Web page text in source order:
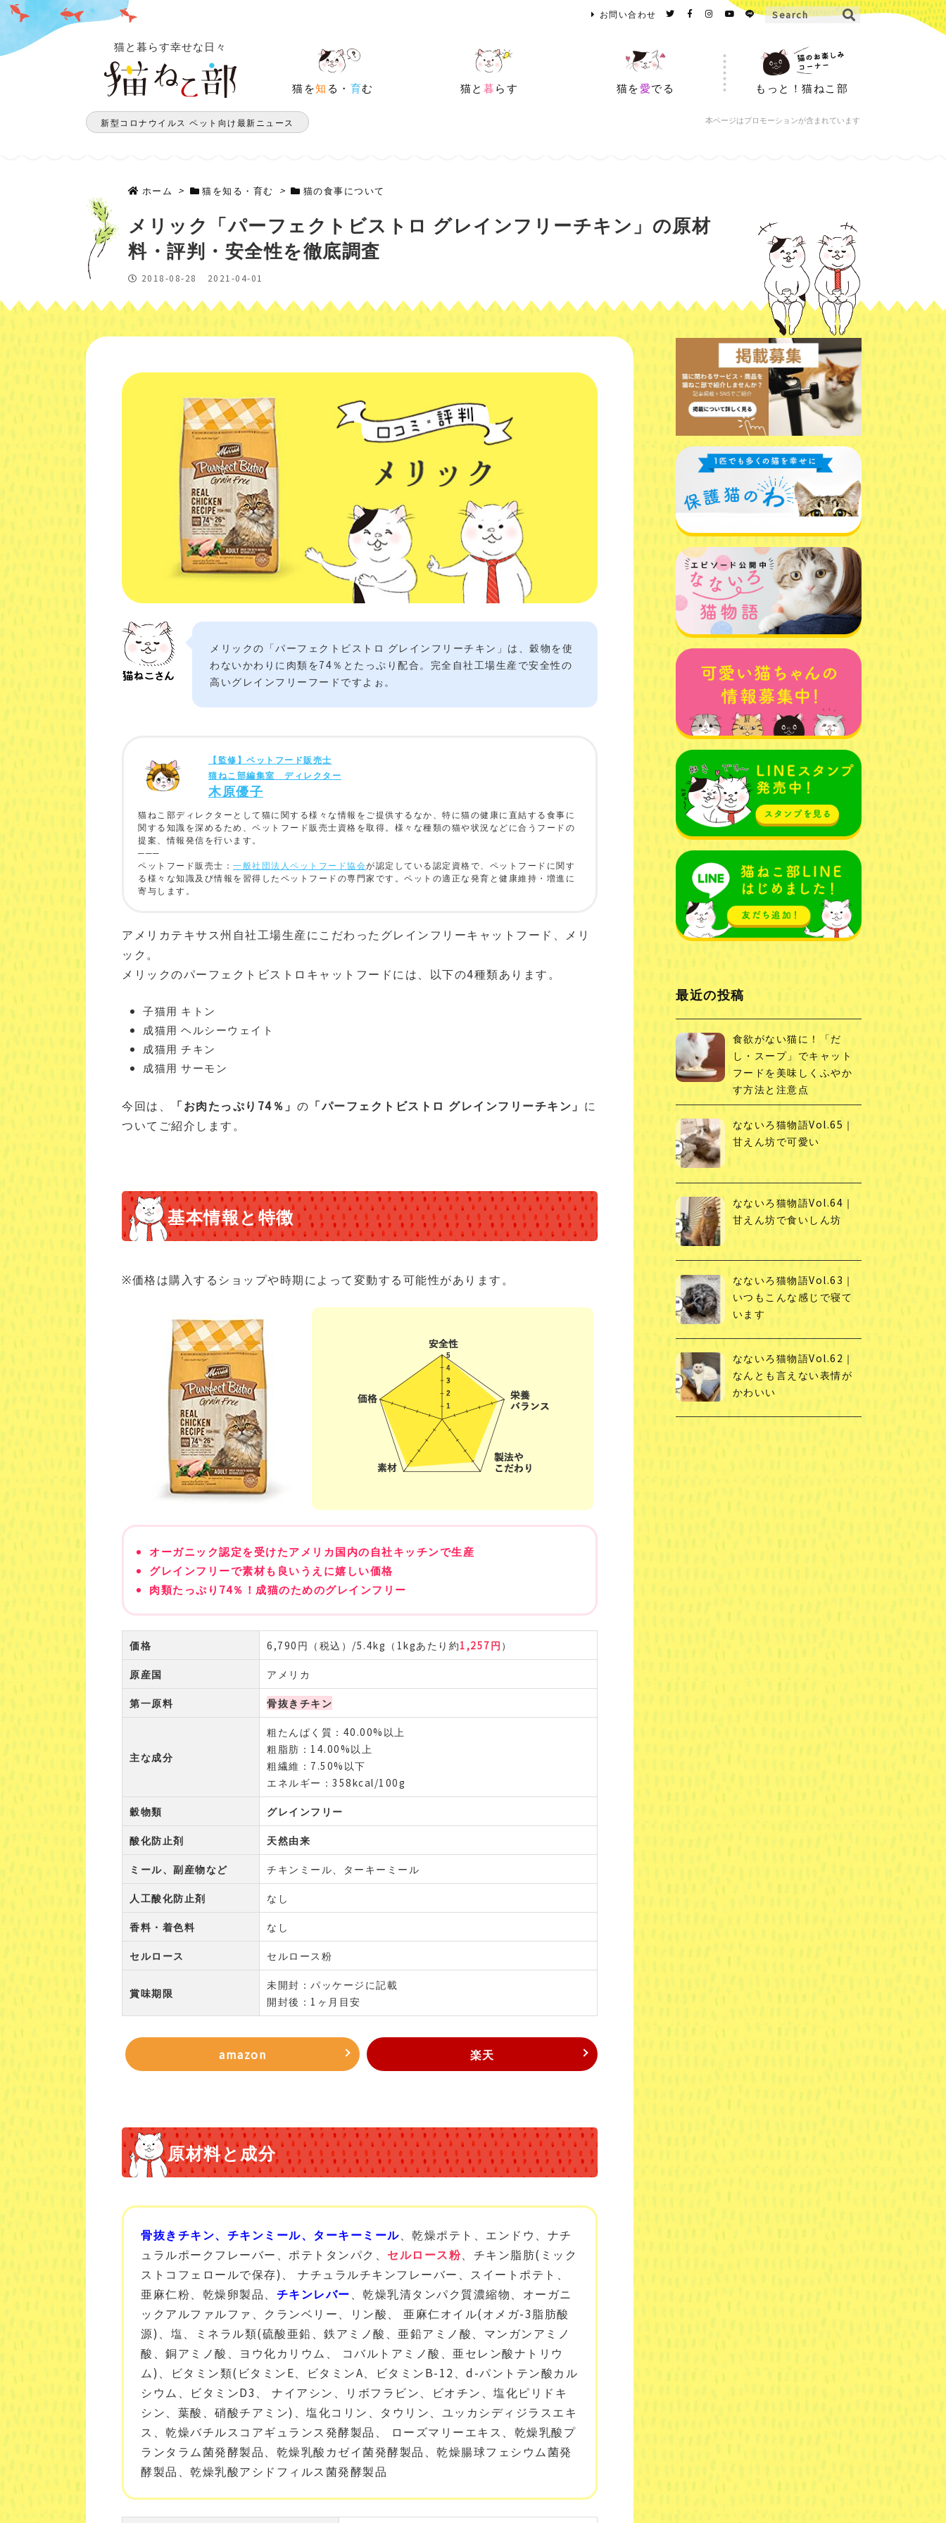
猫と暮らす幸せな日々
猫を知 る・ 育む 猫と 暮らす 猫を愛でる もっと！猫ねこ部
お問い合わせ
新型コロナウイルス ペット向け最新ニュース 本ページはプロモーションが含まれています
ホーム > 猫を知る・育む > 猫の食事について
メリック「パーフェクトビストロ グレインフリーチキン」の原材
料・評判・安全性を徹底調査
2018-08-28 2021-04-01
メリックの「パーフェクトビストロ グレインフリーチキン」は、穀物を使
わないかわりに肉類を74％とたっぷり配合。完全自社工場生産で安全性の
高いグレインフリーフードですよぉ。
【監修】ペットフード販売士
猫ねこ部編集室 ディレクター
木原優子
猫ねこ部ディレクターとして猫に関する様々な情報をご提供するなか、特に猫の健康に直結する食事に
関する知識を深めるため、ペットフード販売士資格を取得。様々な種類の猫や状況などに合うフードの
提案、情報発信を行います。
───
ペットフード販売士： 一般社団法人ペットフード協会が認定している認定資格で、ペットフードに関す
る様々な知識及び情報を習得したペットフードの専門家です。ペットの適正な発育と健康維持・増進に
寄与します。
アメリカテキサス州自社工場生産にこだわったグレインフリーキャットフード、メリ
ック。
メリックのパーフェクトビストロキャットフードには、以下の4種類あります。
子猫用 キトン
成猫用 ヘルシーウェイト
成猫用 チキン
成猫用 サーモン
今回は、 「お肉たっぷり74％」 の 「パーフェクトビストロ グレインフリーチキン」 に
ついてご紹介します。
基本情報と特徴
※価格は購入するショップや時期によって変動する可能性があります。
オーガニック認定を受けたアメリカ国内の自社キッチンで生産
グレインフリーで素材も良いうえに嬉しい価格
肉類たっぷり74％！成猫のためのグレインフリー
価格 6,790円（税込）/5.4kg（1kgあたり約1,257円 ）
原産国 アメリカ
第一原料 骨抜きチキン
主な成分
粗たんぱく質：40.00%以上
粗脂肪：14.00%以上
粗繊維：7.50%以下
エネルギー：358kcal/100g
穀物類 グレインフリー
酸化防止剤 天然由来
ミール、副産物など チキンミール、ターキーミール
人工酸化防止剤 なし
香料・着色料 なし
セルロース セルロース粉
賞味期限
未開封：パッケージに記載
開封後：1ヶ月目安
amazon 楽天
原材料と成分
骨抜きチキン、チキンミール、ターキーミール、乾燥ポテト、エンドウ、ナチ
ュラルポークフレーバー、ポテトタンパク、 セルロース粉、チキン脂肪(ミック
ストコフェロールで保存)、 ナチュラルチキンフレーバー、スイートポテト、
亜麻仁粉、乾燥卵製品、 チキンレバー、乾燥乳清タンパク質濃縮物、オーガニ
ックアルファルファ、クランベリー、リン酸、 亜麻仁オイル(オメガ-3脂肪酸
源)、塩、ミネラル類(硫酸亜鉛、鉄アミノ酸、亜鉛アミノ酸、マンガンアミノ
酸、銅アミノ酸、ヨウ化カリウム、 コバルトアミノ酸、亜セレン酸ナトリウ
ム)、ビタミン類(ビタミンE、ビタミンA、ビタミンB-12、d-パントテン酸カル
シウム、ビタミンD3、 ナイアシン、リボフラビン、ビオチン、塩化ピリドキ
シン、葉酸、硝酸チアミン)、塩化コリン、タウリン、ユッカシディジラスエキ
ス、 乾燥バチルスコアギュランス発酵製品、 ローズマリーエキス、乾燥乳酸プ
ランタラム菌発酵製品、乾燥乳酸カゼイ菌発酵製品、乾燥腸球フェシウム菌発
酵製品、乾燥乳酸アシドフィルス菌発酵製品
最近の投稿
食欲がない猫に！「だ
し・スープ」でキャット
フードを美味しくふやか
す方法と注意点
なないろ猫物語Vol.65｜
甘えん坊で可愛い
なないろ猫物語Vol.64｜
甘えん坊で食いしん坊
なないろ猫物語Vol.63｜
いつもこんな感じで寝て
います
なないろ猫物語Vol.62｜
なんとも言えない表情が
かわいい